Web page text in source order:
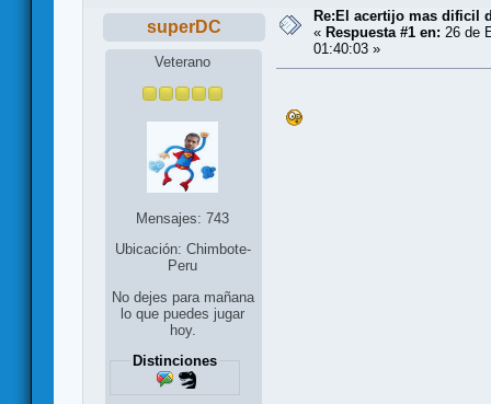
superDC
Veterano
Mensajes: 743
Ubicación: Chimbote-
Peru
No dejes para mañana
lo que puedes jugar
hoy.
Distinciones
Re:El acertijo mas dificil
« Respuesta #1 en: 26 de
01:40:03 »